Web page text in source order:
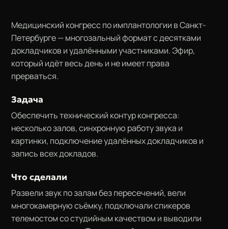
Медицинский конгресс по имплантологии в Санкт-
Петербурге — многозальный формат с десятками
докладчиков и удалёнными участниками. Эфир,
который идёт весь день и не имеет права
прерваться.
Задача
Обеспечить технический контур конгресса:
несколько залов, синхронную работу звука и
картинки, подключение удалённых докладчиков и
запись всех докладов.
Что сделали
Развели звук по залам без пересечений, вели
многокамерную съёмку, подключали спикеров
телемостом со студийным качеством и выводили